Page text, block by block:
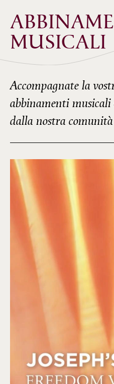
MUSICALI
Accompagnate la
abbinamenti
dalla nostra